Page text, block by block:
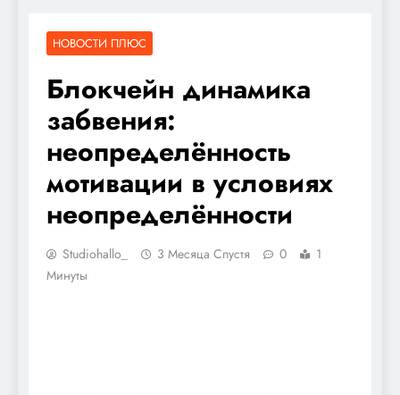
НОВОСТИ ПЛЮС
Блокчейн динамика
забвения:
неопределённость
мотивации в условиях
неопределённости
Studiohallo_ 3 Месяца Спустя 0
1
Минуты